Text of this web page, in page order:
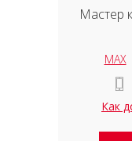
Мастер
MAX
Как